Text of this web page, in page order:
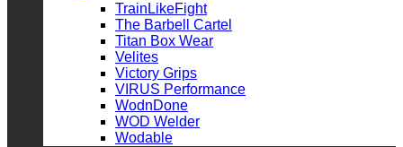
TrainLikeFight
The Barbell Cartel
Titan Box Wear
Velites
Victory Grips
VIRUS Performance
WodnDone
WOD Welder
Wodable